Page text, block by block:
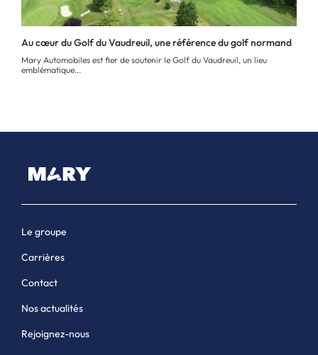
Au cœur du Golf du Vaudreuil, une référence du golf normand
Mary Automobiles est fier de soutenir le Golf du Vaudreuil, un lieu
emblématique...
Le groupe
Carrières
Contact
Nos actualités
Rejoignez-nous